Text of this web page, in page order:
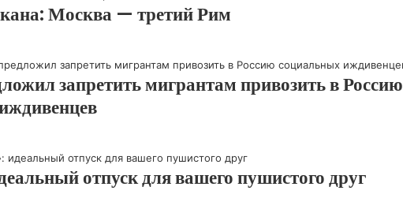
Москва — третий Рим
запретить мигрантам привозить в Россию
отпуск для вашего пушистого друг